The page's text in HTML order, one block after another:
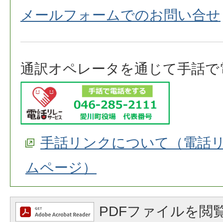
メールフォームでのお問い合せ
通訳オペレータを通じて手話
手話リンクについて（電話
ムページ）
PDFファイルを閲